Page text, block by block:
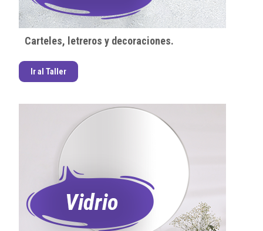
Carteles, letreros y decoraciones.
Ir al Taller